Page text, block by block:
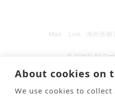
© PONTI All
Mail Link 海外医療
About cookies on
We use cookies to collect